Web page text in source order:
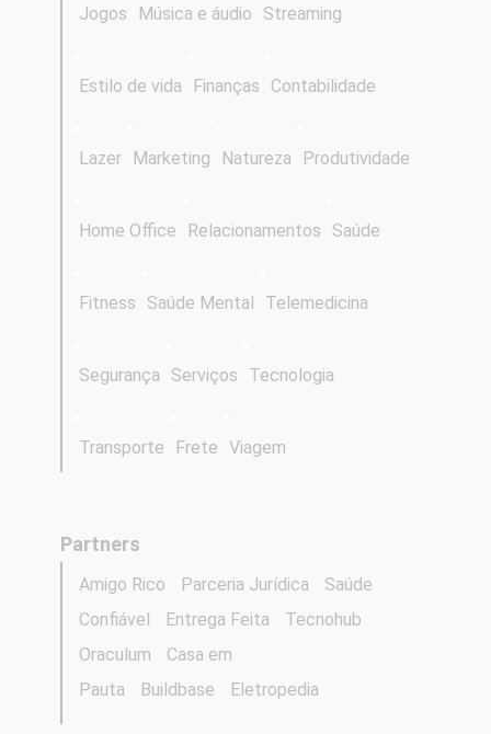
Jogos Música e áudio Streaming
Estilo de vida Finanças Contabilidade
Lazer Marketing Natureza Produtividade
Home Office Relacionamentos Saúde
Fitness Saúde Mental Telemedicina
Segurança Serviços Tecnologia
Transporte Frete Viagem
Partners
Amigo Rico Parceria Jurídica
Saúde
Confiável
Entrega Feita
Tecnohub
Oraculum
Casa em
Pauta
Buildbase Eletropedia